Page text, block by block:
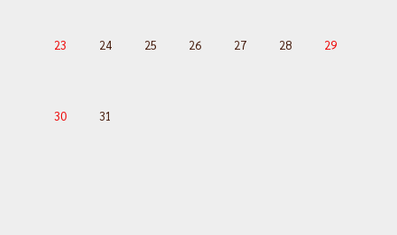
23 24 25 26 27 28 29
30 31